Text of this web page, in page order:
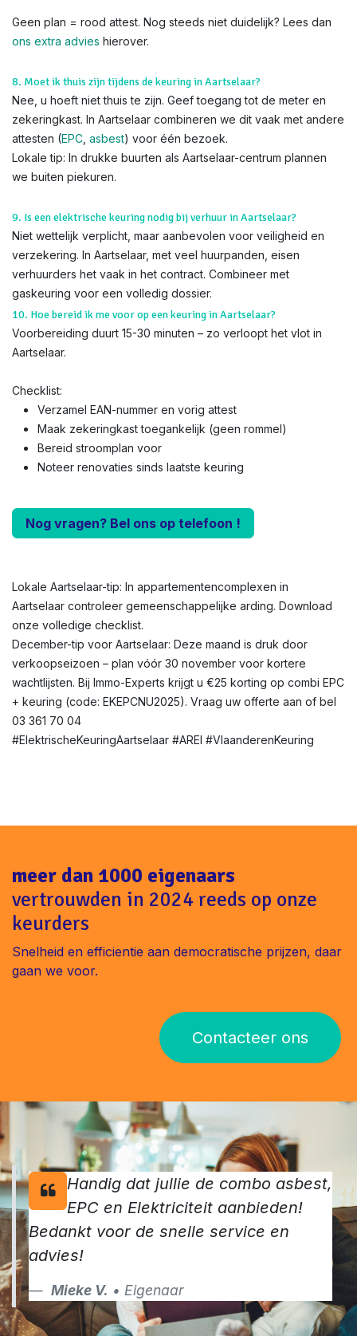
Geen plan = rood attest. Nog steeds niet duidelijk? Lees dan
ons extra advies hierover.
8. Moet ik thuis zijn tijdens de keuring in Aartselaar?
Nee, u hoeft niet thuis te zijn. Geef toegang tot de meter en
zekeringkast. In Aartselaar combineren we dit vaak met andere
attesten (EPC asbest) voor één bezoek.
Lokale tip: In drukke buurten als Aartselaar-centrum plannen
we buiten piekuren.
9. Is een elektrische keuring nodig bij verhuur in Aartselaar?
Niet wettelijk verplicht, maar aanbevolen voor veiligheid en
verzekering. In Aartselaar, met veel huurpanden, eisen
verhuurders het vaak in het contract. Combineer met
gaskeuring voor een volledig dossier.
10. Hoe bereid ik me voor op een keuring in Aartselaar?
Voorbereiding duurt 15-30 minuten – zo verloopt het vlot in
Aartselaar.
Checklist:
Verzamel EAN-nummer en vorig attest
Maak zekeringkast toegankelijk (geen rommel)
Bereid stroomplan voor
Noteer renovaties sinds laatste keuring
Nog vragen? Bel ons op telefoon !
Lokale Aartselaar-tip: In appartementencomplexen in
Aartselaar controleer gemeenschappelijke arding. Download
onze volledige checklist.
December-tip voor Aartselaar: Deze maand is druk door
verkoopseizoen – plan vóór 30 november voor kortere
wachtlijsten. Bij Immo-Experts krijgt u €25 korting op combi EPC
+ keuring (code: EKEPCNU2025). Vraag uw offerte aan of bel
03 361 70 04
#ElektrischeKeuringAartselaar #AREI #VlaanderenKeuring
meer dan 1000 eigenaars
vertrouwden in 2024 reeds op onze
keurders
Snelheid en efficientie aan democratische prijzen, daar
gaan we voor.
Contacteer ons
Handig dat jullie de combo asbest,
EPC en Elektriciteit aanbieden!
Bedankt voor de snelle service en
advies!
Mieke V. • Eigenaar